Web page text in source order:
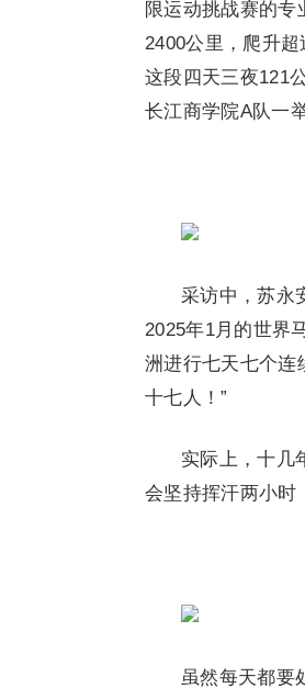
限运动挑战赛的专
2400公里，爬升
这段四天三夜121
长江商学院A队一
采访中，苏永
2025年1月的世界
洲进行七天七个连
十七人！”
实际上，十几
会坚持挥汗两小时
虽然每天都要